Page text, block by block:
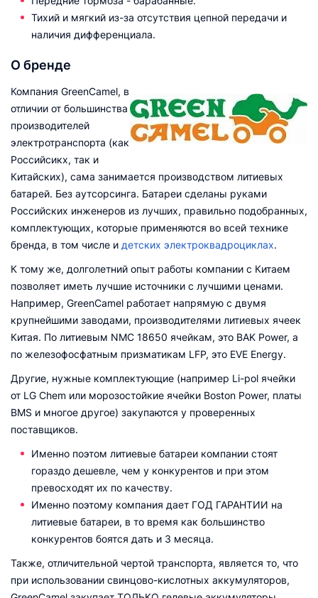
Тихий и мягкий из-за отсутствия цепной передачи и
наличия дифференциала.
О бренде
Компания GreenCamel, в
отличии от большинства
производителей
электротранспорта (как
Российсикх, так и
Китайских), сама занимается производством литиевых
батарей. Без аутсорсинга. Батареи сделаны руками
Российских инженеров из лучших, правильно подобранных,
комплектующих, которые применяются во всей технике
бренда, в том числе и детских электроквадроциклах.
К тому же, долголетний опыт работы компании с Китаем
позволяет иметь лучшие источники с лучшими ценами.
Например, GreenCamel работает напрямую с двумя
крупнейшими заводами, производителями литиевых ячеек
Китая. По литиевым NMC 18650 ячейкам, это BAK Power, а
по железофосфатным призматикам LFP, это EVE Energy.
Другие, нужные комплектующие (например Li-pol ячейки
от LG Chem или морозостойкие ячейки Boston Power, платы
BMS и многое другое) закупаются у проверенных
поставщиков.
Именно поэтом литиевые батареи компании стоят
гораздо дешевле, чем у конкурентов и при этом
превосходят их по качеству.
Именно поэтому компания дает ГОД ГАРАНТИИ на
литиевые батареи, в то время как большинство
конкурентов боятся дать и 3 месяца.
Также, отличительной чертой транспорта, является то, что
при использовании свинцово-кислотных аккумуляторов,